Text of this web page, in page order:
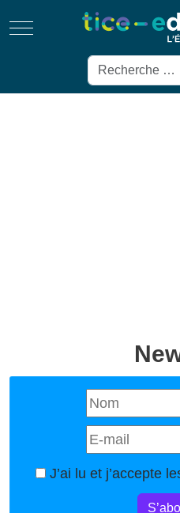
Mobile Menu Toggle
Rechercher
J’ai lu et j’accepte